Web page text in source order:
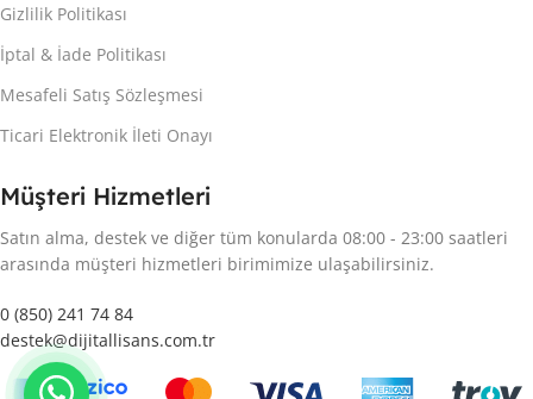
Gizlilik Politikası
İptal & İade Politikası
Mesafeli Satış Sözleşmesi
Ticari Elektronik İleti Onayı
Müşteri Hizmetleri
Satın alma, destek ve diğer tüm konularda 08:00 - 23:00 saatleri
arasında müşteri hizmetleri birimimize ulaşabilirsiniz.
0 (850) 241 74 84
destek@dijitallisans.com.tr